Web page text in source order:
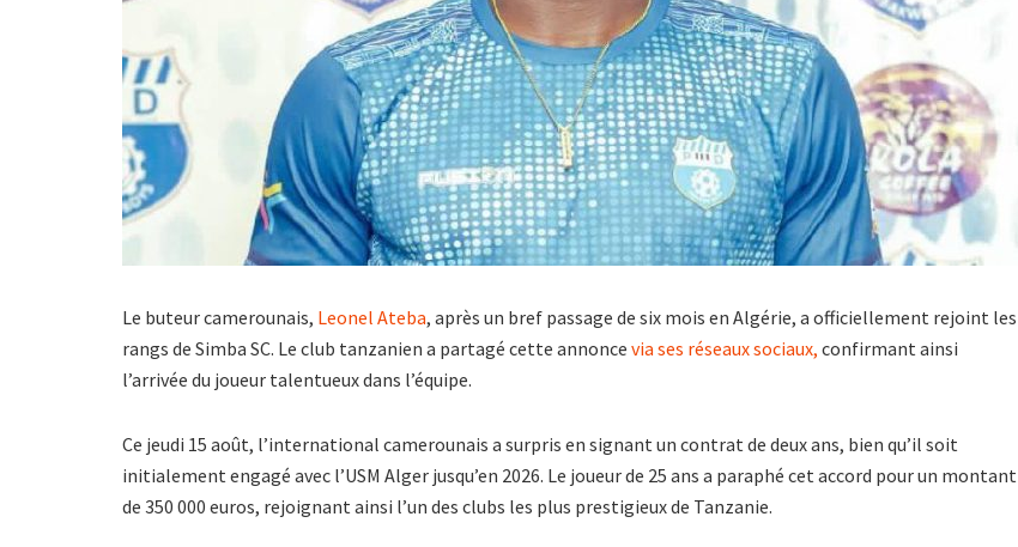
Le buteur camerounais, Leonel Ateba, après un bref passage de six mois en Algérie, a officiellement rejoint les
rangs de Simba SC. Le club tanzanien a partagé cette annonce via ses réseaux sociaux, confirmant ainsi
l’arrivée du joueur talentueux dans l’équipe.
Ce jeudi 15 août, l’international camerounais a surpris en signant un contrat de deux ans, bien qu’il soit
initialement engagé avec l’USM Alger jusqu’en 2026. Le joueur de 25 ans a paraphé cet accord pour un montant
de 350 000 euros, rejoignant ainsi l’un des clubs les plus prestigieux de Tanzanie.